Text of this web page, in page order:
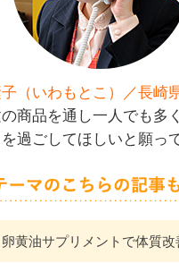
（いわもとこ）／長崎
商品を通し一人でも多
過ごしてほしいと願っ
黄油サプリメントで体質改